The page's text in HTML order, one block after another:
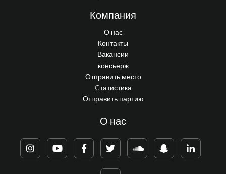
Компания
О нас
Контакты
Вакансии
консьерж
Отправить место
Cтатистика
Отправить партию
О нас